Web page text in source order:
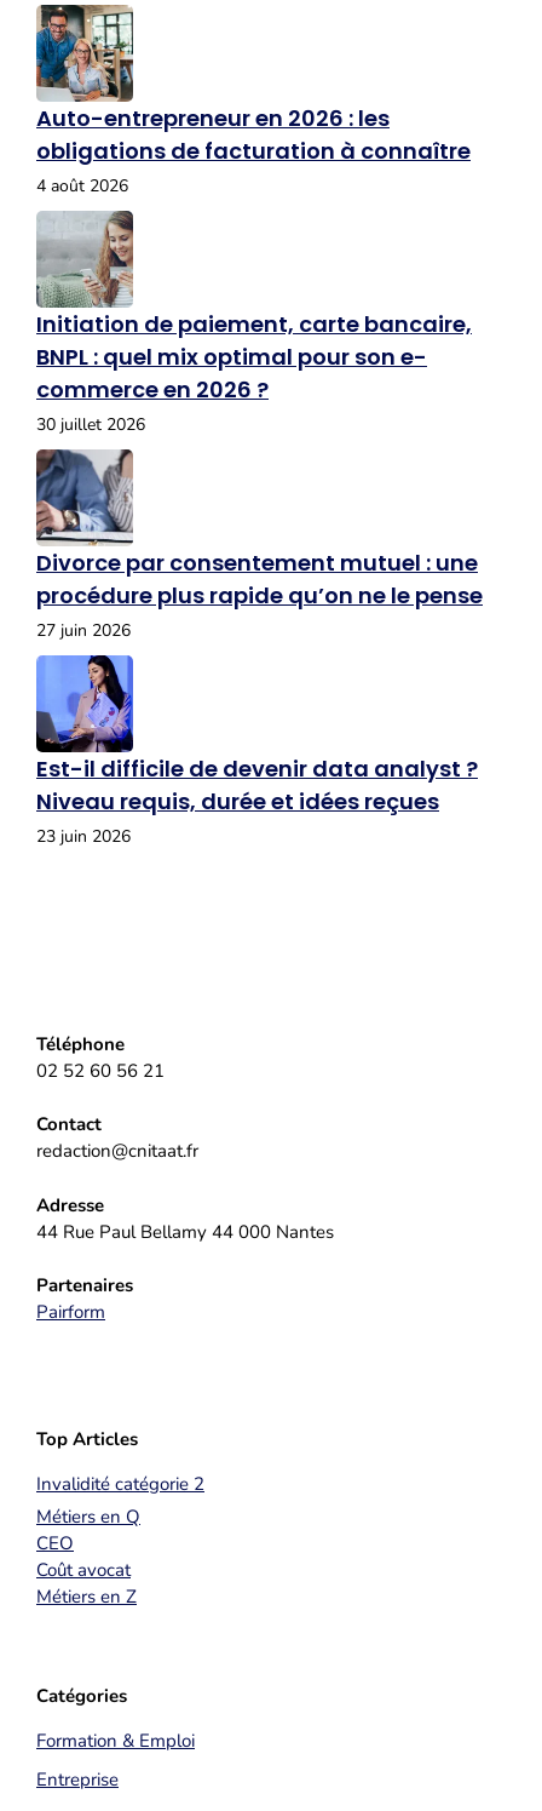
Auto-entrepreneur en 2026 : les
obligations de facturation à connaître
4 août 2026
Initiation de paiement, carte bancaire,
BNPL : quel mix optimal pour son e-
commerce en 2026 ?
30 juillet 2026
Divorce par consentement mutuel : une
procédure plus rapide qu’on ne le pense
27 juin 2026
Est-il difficile de devenir data analyst ?
Niveau requis, durée et idées reçues
23 juin 2026
Téléphone
02 52 60 56 21
Contact
redaction@cnitaat.fr
Adresse
44 Rue Paul Bellamy 44 000 Nantes
Partenaires
Pairform
Top Articles
Invalidité catégorie 2
Métiers en Q
CEO
Coût avocat
Métiers en Z
Catégories
Formation & Emploi
Entreprise